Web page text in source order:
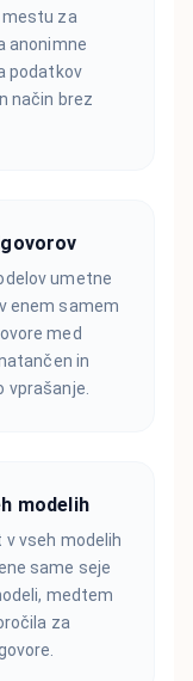
mestu za
anonimne
podatkov
način brez
umetne
enem samem
med
in
vprašanje.
modelih
vseh modelih
same seje
medtem
za